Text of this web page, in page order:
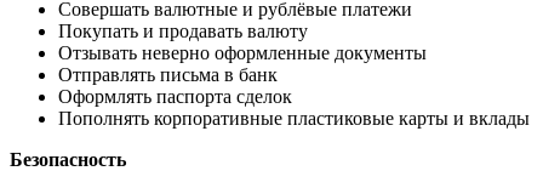
Совершать валютные и рублёвые платежи
Покупать и продавать валюту
Отзывать неверно оформленные документы
Отправлять письма в банк
Оформлять паспорта сделок
Пополнять корпоративные пластиковые карты и вклады
Безопасность